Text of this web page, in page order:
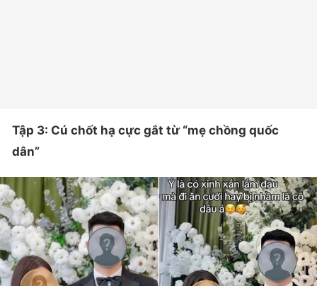
Tập 3: Cú chốt hạ cực gắt từ “mẹ chồng quốc
dân”